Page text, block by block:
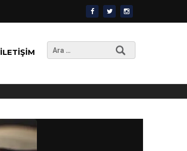
İLETIŞIM
Arama: